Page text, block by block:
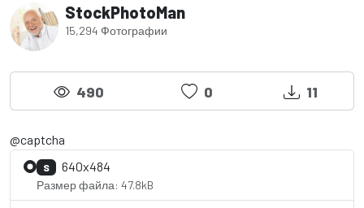
StockPhotoMan
15,294 Фотографии
490 0 11
@captcha
S 640x484
Размер файла: 47.8kB